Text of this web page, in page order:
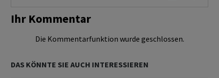
Ihr Kommentar
Die Kommentarfunktion wurde geschlossen.
DAS KÖNNTE SIE AUCH INTERESSIEREN